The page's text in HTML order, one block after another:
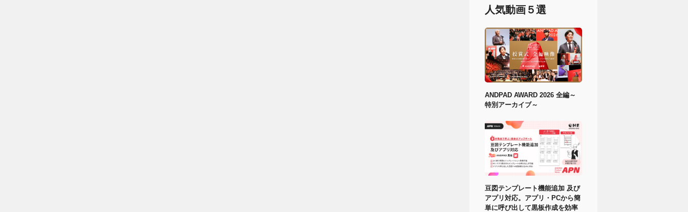
人気動画５選
ANDPAD AWARD 2026 全編～
特別アーカイブ～
豆図テンプレート機能追加 及び
アプリ対応。アプリ・PCから簡
単に呼び出して黒板作成を効率